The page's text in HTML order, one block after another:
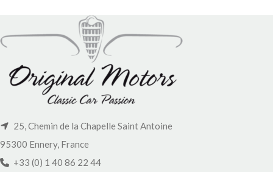
25, Chemin de la Chapelle Saint Antoine
95300 Ennery, France
+33 (0) 1 40 86 22 44